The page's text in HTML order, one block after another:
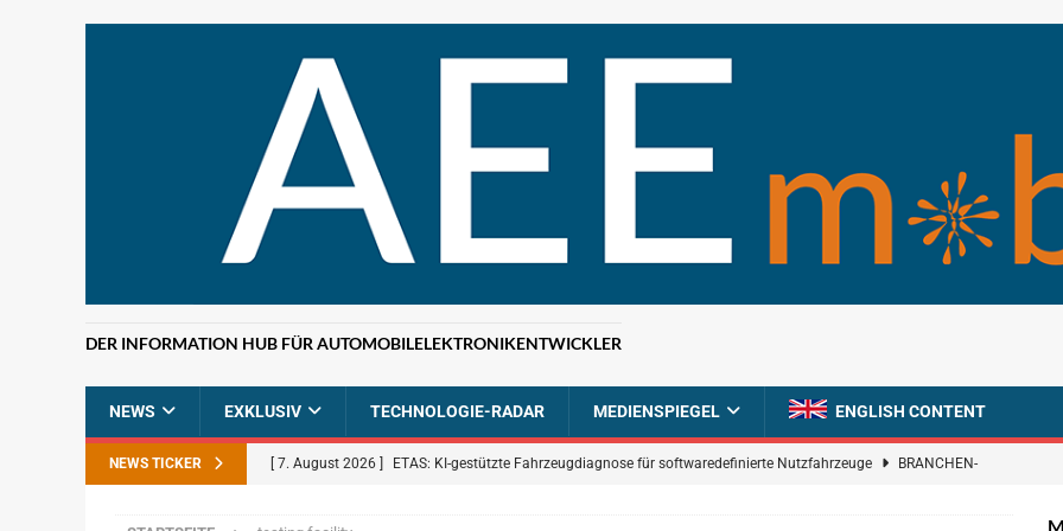
DER INFORMATION HUB FÜR AUTOMOBILELEKTRONIKENTWICKLER
NEWS EXKLUSIV TECHNOLOGIE-RADAR MEDIENSPIEGEL ENGLISH CONTENT
NEWS TICKER [ 7. August 2026 ] ETAS: KI-gestützte Fahrzeugdiagnose für softwaredefinierte Nutzfahrzeuge BRANCHEN-